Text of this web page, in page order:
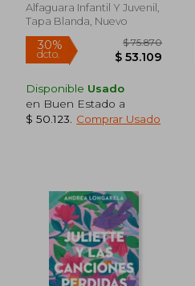
50%
dcto. $ 55.589
Alfaguara Infantil Y Juvenil,
Tapa Blanda, Nuevo
Disponible Usado
en Buen Estado a
$ 50.123
Comprar Usado